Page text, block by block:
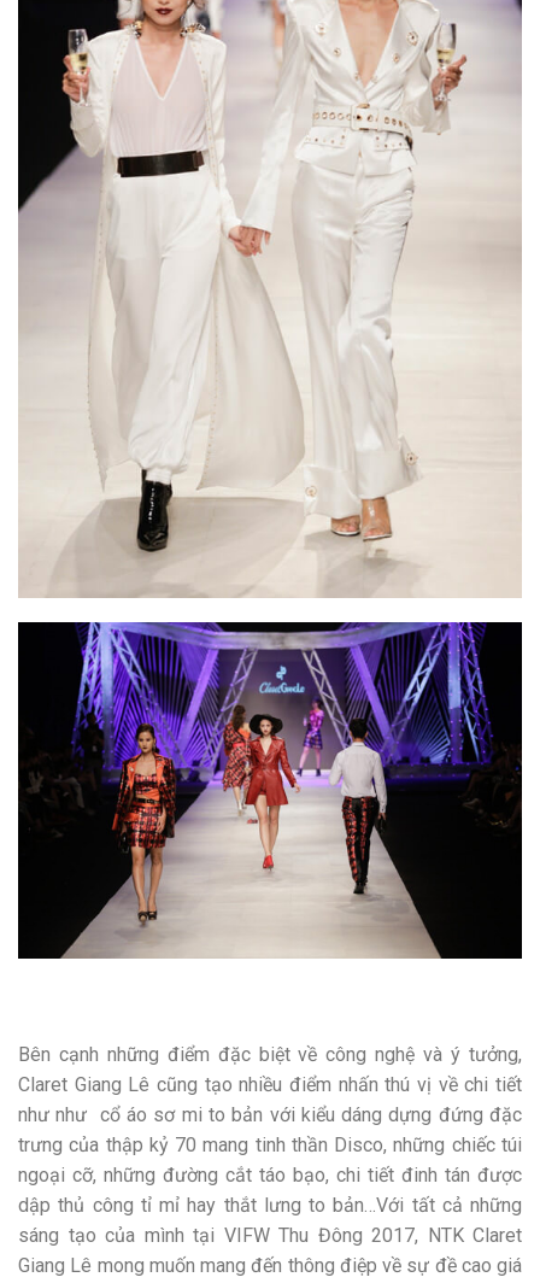
Bên cạnh những điểm đặc biệt về công nghệ và ý tưởng,
Claret Giang Lê cũng tạo nhiều điểm nhấn thú vị về chi tiết
như như cổ áo sơ mi to bản với kiểu dáng dựng đứng đặc
trưng của thập kỷ 70 mang tinh thần Disco, những chiếc túi
ngoại cỡ, những đường cắt táo bạo, chi tiết đinh tán được
dập thủ công tỉ mỉ hay thắt lưng to bản…Với tất cả những
sáng tạo của mình tại VIFW Thu Đông 2017, NTK Claret
Giang Lê mong muốn mang đến thông điệp về sự đề cao giá